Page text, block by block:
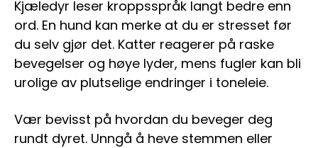
Kjæledyr leser kroppsspråk langt bedre enn
ord. En hund kan merke at du er stresset før
du selv gjør det. Katter reagerer på raske
bevegelser og høye lyder, mens fugler kan bli
urolige av plutselige endringer i toneleie.
Vær bevisst på hvordan du beveger deg
rundt dyret. Unngå å heve stemmen eller